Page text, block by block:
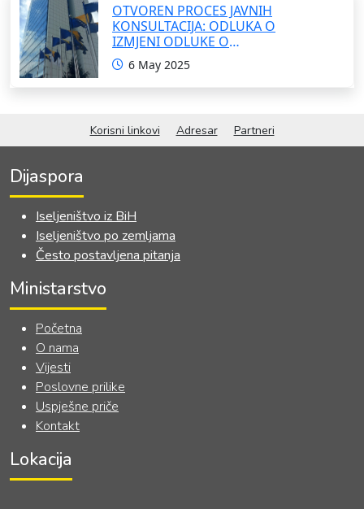
OTVOREN PROCES JAVNIH
KONSULTACIJA: ODLUKA O
IZMJENI ODLUKE O
FORMIRANJU INTERRESORNE
RADNE GRUPE ZA IZRADU
OKVIRNOG ZAKONA O
HERCEGOVINE
6 May 2025
Korisni linkovi Adresar Partneri
Dijaspora
Iseljeništvo iz BiH
Iseljeništvo po zemljama
Često postavljena pitanja
Ministarstvo
Početna
O nama
Vijesti
Poslovne prilike
Uspješne priče
Kontakt
Lokacija